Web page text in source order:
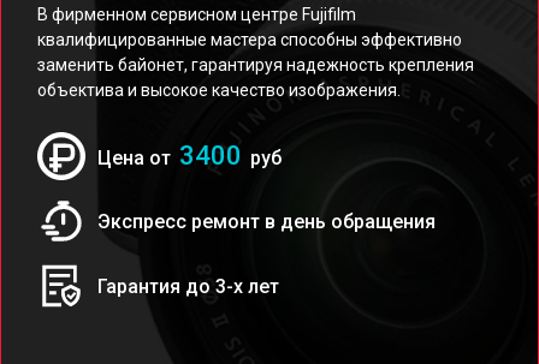
В фирменном сервисном центре Fujifilm
квалифицированные мастера способны эффективно
заменить байонет, гарантируя надежность крепления
объектива и высокое качество изображения.
Цена от 3400 руб
Экспресс ремонт в день обращения
Гарантия до 3-х лет